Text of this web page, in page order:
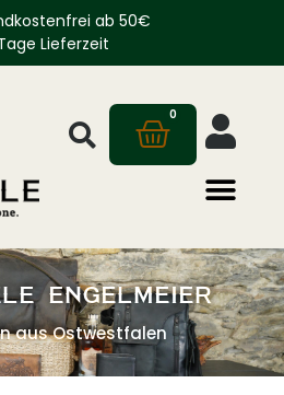
ab 50€
Lieferzeit
0
ENGELMEIER
aus Ostwestfalen